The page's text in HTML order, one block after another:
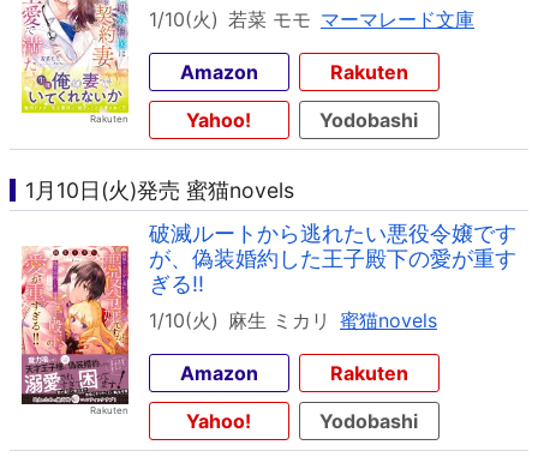
1/10(火) 若菜 モモ マーマレード文庫
Amazon
Rakuten
Yahoo!
Yodobashi
1月10日(火)発売 蜜猫novels
破滅ルートから逃れたい悪役令嬢です
が、偽装婚約した王子殿下の愛が重す
ぎる!!
1/10(火) 麻生 ミカリ 蜜猫novels
Amazon
Rakuten
Yahoo!
Yodobashi